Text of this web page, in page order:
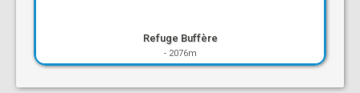
Refuge Buffère
- 2076m